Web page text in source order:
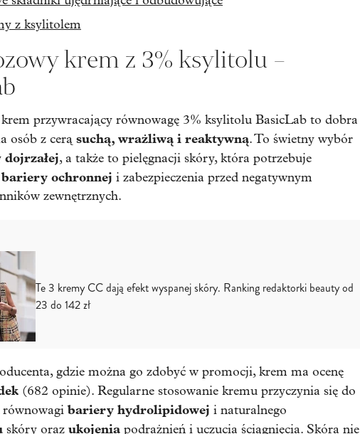
z ksylitolem
krem z 3% ksylitolu –
przywracający równowagę 3% ksylitolu BasicLab to dobra
osób z cerą suchą, wrażliwą i reaktywną. To świetny wybór
dojrzałej, a także to pielęgnacji skóry, która potrzebuje
bariery ochronnej i zabezpieczenia przed negatywnym
zewnętrznych.
Te 3 kremy CC dają efekt wyspanej skóry. Ranking redaktorki beauty od
23 do 142 zł
gdzie można go zdobyć w promocji, krem ma ocenę
(682 opinie). Regularne stosowanie kremu przyczynia się do
równowagibariery hydrolipidowej i naturalnego
skóry oraz ukojenia podrażnień i uczucia ściągnięcia. Skóra nie